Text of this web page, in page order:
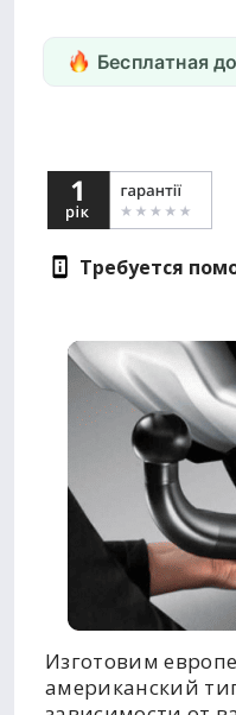
Бесплатная
Требуется
Изготовим
американский